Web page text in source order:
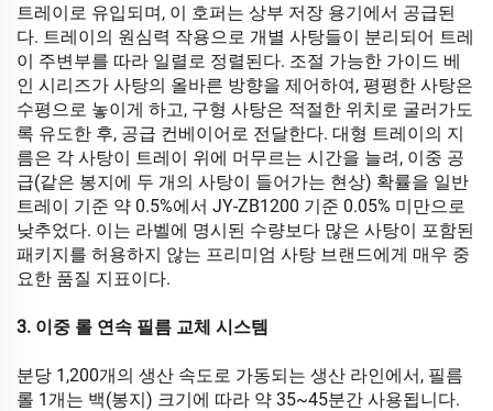
트레이로 유입되며, 이 호퍼는 상부 저장 용기에서 공급된
다. 트레이의 원심력 작용으로 개별 사탕들이 분리되어 트레
이 주변부를 따라 일렬로 정렬된다. 조절 가능한 가이드 베
인 시리즈가 사탕의 올바른 방향을 제어하여, 평평한 사탕은
수평으로 놓이게 하고, 구형 사탕은 적절한 위치로 굴러가도
록 유도한 후, 공급 컨베이어로 전달한다. 대형 트레이의 지
름은 각 사탕이 트레이 위에 머무르는 시간을 늘려, 이중 공
급(같은 봉지에 두 개의 사탕이 들어가는 현상) 확률을 일반
트레이 기준 약 0.5%에서 JY-ZB1200 기준 0.05% 미만으로
낮추었다. 이는 라벨에 명시된 수량보다 많은 사탕이 포함된
패키지를 허용하지 않는 프리미엄 사탕 브랜드에게 매우 중
요한 품질 지표이다.
3. 이중 롤 연속 필름 교체 시스템
분당 1,200개의 생산 속도로 가동되는 생산 라인에서, 필름
롤 1개는 백(봉지) 크기에 따라 약 35~45분간 사용됩니다.